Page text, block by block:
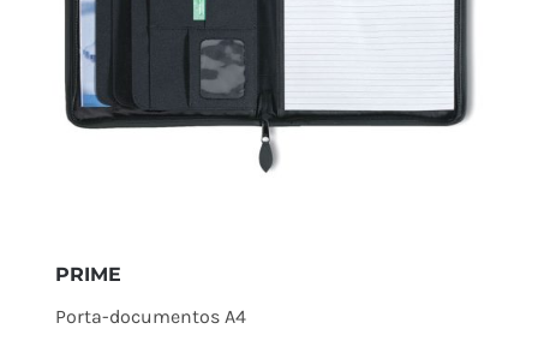
PRIME
Porta-documentos A4